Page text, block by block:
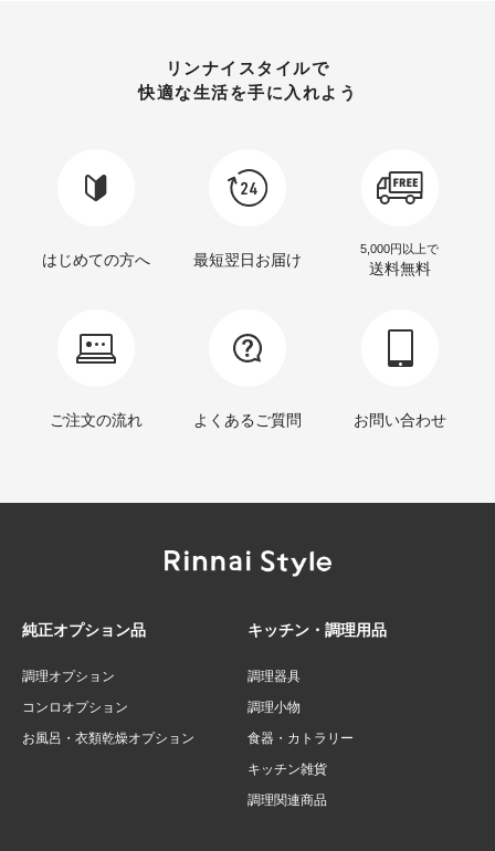
リンナイスタイルで
快適な生活を手に入れよう
はじめての方へ 最短翌日お届け
5,000円以上で
送料無料
ご注文の流れ よくあるご質問 お問い合わせ
純正オプション品
調理オプション
コンロオプション
お風呂・衣類乾燥オプション
キッチン・調理用品
調理器具
調理小物
食器・カトラリー
キッチン雑貨
調理関連商品